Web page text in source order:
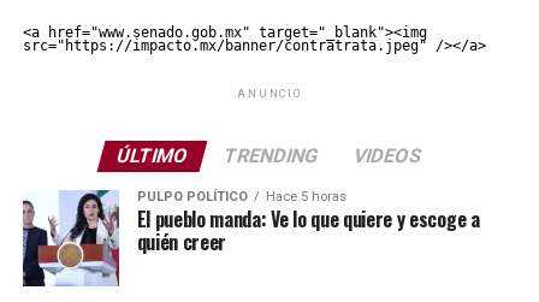
<a href="www.senado.gob.mx" target="_blank"><img
src="https://impacto.mx/banner/contratrata.jpeg" /></a>
ANUNCIO
ÚLTIMO TRENDING VIDEOS
PULPO POLÍTICO Hace 5 horas
El pueblo manda: Ve lo que quiere y escoge a
quién creer